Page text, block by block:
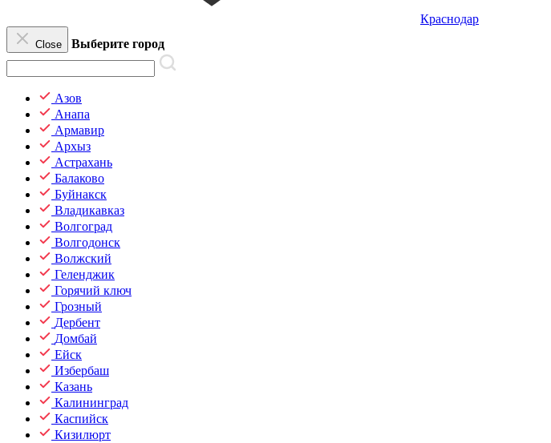
Краснодар
Close Выберите город
Азов
Анапа
Армавир
Архыз
Астрахань
Балаково
Буйнакск
Владикавказ
Волгоград
Волгодонск
Волжский
Геленджик
Горячий ключ
Грозный
Дербент
Домбай
Ейск
Избербаш
Казань
Калининград
Каспийск
Кизилюрт